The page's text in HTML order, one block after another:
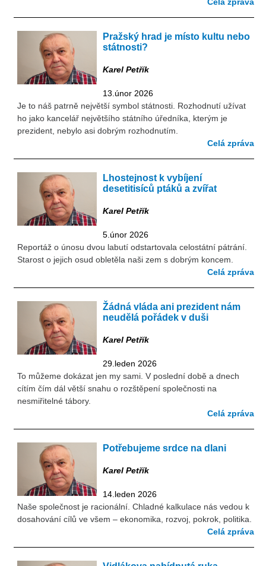
Pražský hrad je místo kultu nebo
státnosti?
Karel Petřík
13.únor 2026
Je to náš patrně největší symbol státnosti. Rozhodnutí užívat
ho jako kancelář největšího státního úředníka, kterým je
prezident, nebylo asi dobrým rozhodnutím.
Celá zpráva
Lhostejnost k vybíjení
desetitisíců ptáků a zvířat
Karel Petřík
5.únor 2026
Reportáž o únosu dvou labutí odstartovala celostátní pátrání.
Starost o jejich osud obletěla naši zem s dobrým koncem.
Celá zpráva
Žádná vláda ani prezident nám
neudělá pořádek v duši
Karel Petřík
29.leden 2026
To můžeme dokázat jen my sami. V poslední době a dnech
cítím čím dál větší snahu o rozštěpení společnosti na
nesmiřitelné tábory.
Celá zpráva
Potřebujeme srdce na dlani
Karel Petřík
14.leden 2026
Naše společnost je racionální. Chladné kalkulace nás vedou k
dosahování cílů ve všem – ekonomika, rozvoj, pokrok, politika.
Celá zpráva